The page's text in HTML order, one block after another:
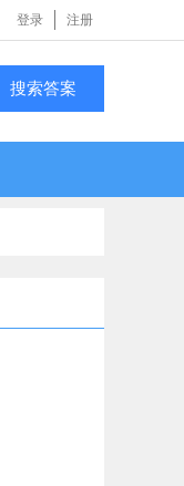
登录 注册
搜索答案